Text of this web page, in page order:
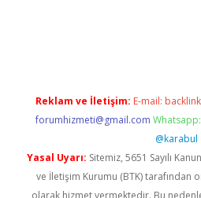
Reklam ve İletişim: E-mail:
forumhizmeti@gmail.com
@karabul
Yasal Uyarı: Sitemiz, 5651 Sayılı
ve İletişim Kurumu (BTK) tarafından
olarak hizmet vermektedir. Bu